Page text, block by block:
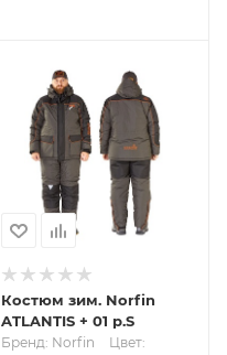
Костюм зим. Norfin
ATLANTIS + 01 р.S
Бренд: Norfin
Цвет: